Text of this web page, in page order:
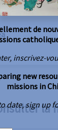
la
de
inscrivez-
new
missions in
date, sign up